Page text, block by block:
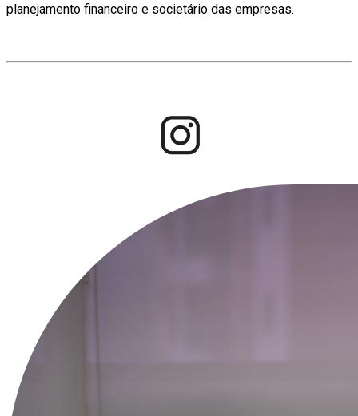
planejamento financeiro e societário das empresas.